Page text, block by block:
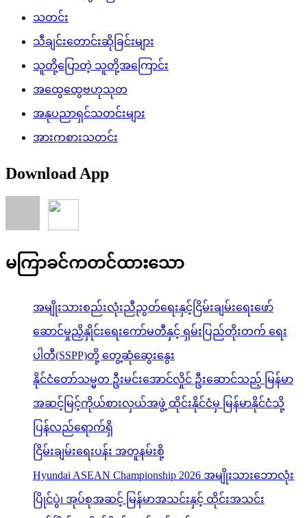
သတင်း
သီချင်းတောင်းဆိုခြင်းများ
သူတို့ပြောတဲ့ သူတို့အကြောင်း
အထွေထွေဗဟုသုတ
အနုပညာရှင်သတင်းများ
အားကစားသတင်း
Download App
မကြာခင်ကတင်ထားသော
အမျိုးသားစည်းလုံးညီညွတ်ရေးနှင့်ငြိမ်းချမ်းရေးဖော်
ဆောင်မှုညှိနှိုင်းရေးကော်မတီနှင့် ရှမ်းပြည်တိုးတက် ရေး
ပါတီ(SSPP)တို့ တွေ့ဆုံဆွေးနွေး
နိုင်ငံတော်သမ္မတ ဦးမင်းအောင်လှိုင် ဦးဆောင်သည့် မြန်မာ
အဆင့်မြင့်ကိုယ်စားလှယ်အဖွဲ့ ထိုင်းနိုင်ငံမှ မြန်မာနိုင်ငံသို့
ပြန်လည်ရောက်ရှိ
ငြိမ်းချမ်းရေးပန်း အတူနမ်းစို့
Hyundai ASEAN Championship 2026 အမျိုးသားဘောလုံး
ပြိုင်ပွဲ၊ အုပ်စုအဆင့် မြန်မာအသင်းနှင့် ထိုင်းအသင်း